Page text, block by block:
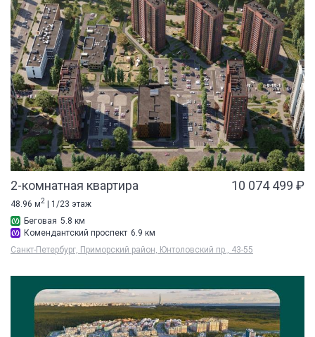
2-комнатная квартира 10 074 499 ₽
48.96 м2 | 1/23 этаж
Беговая 5.8 км
Комендантский проспект 6.9 км
Санкт-Петербург, Приморский район, Юнтоловский пр., 43-55